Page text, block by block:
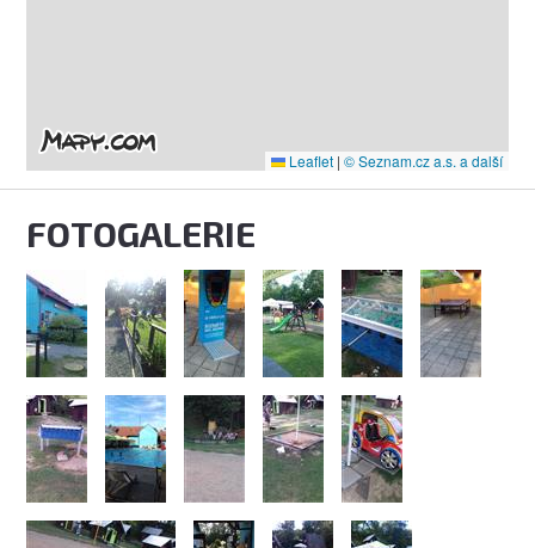
Leaflet | © Seznam.cz a.s. a další
FOTOGALERIE